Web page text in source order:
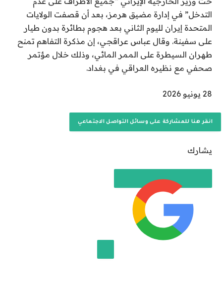
التدخل” في إدارة مضيق هرمز، بعد أن قصفت الولايات
المتحدة إيران لليوم الثاني بعد هجوم بطائرة بدون طيار
على سفينة. وقال عباس عراقجي، إن مذكرة التفاهم تمنح
طهران السيطرة على الممر المائي، وذلك خلال مؤتمر
صحفي مع نظيره العراقي في بغداد.
ت
ا
ل
ر
ب
28 يونيو 2026
انقر هنا للمشاركة على وسائل التواصل الاجتماعي
يشارك